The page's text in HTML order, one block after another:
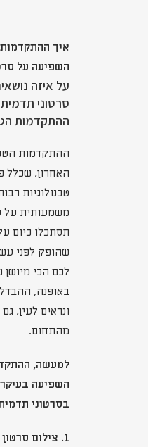
איך ההתקדמות
השפיעה על
על איזה
סרטוני
ההתקדמות
ההתקדמות
האחרון, שכלל
טכנולוגיות
משמעותית על
תסתכלו כיום
שהופק לפני
לכם הכי
באופנה,
ונראים לעין,
מהתחום.
למעשה,
בסרטוני
1. צילום סרטון התדמית